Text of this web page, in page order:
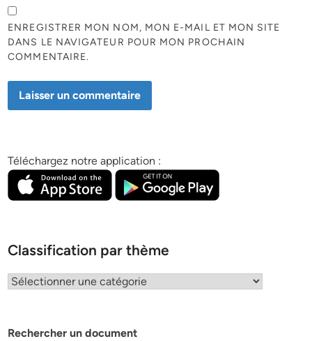
ENREGISTRER MON NOM, MON E-MAIL ET MON SITE
DANS LE NAVIGATEUR POUR MON PROCHAIN
COMMENTAIRE.
Téléchargez notre application :
Classification par thème
Classification
Rechercher un document